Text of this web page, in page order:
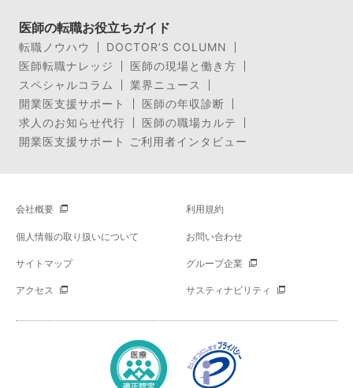
医師の転職お役立ちガイド
転職ノウハウ
DOCTOR’S COLUMN
医師転職ナレッジ
医師の現場と働き方
スペシャルコラム
業界ニュース
開業医支援サポート
医師の年収診断
求人のお知らせ代行
医師の職場カルテ
開業医支援サポート ご利用者インタビュー
会社概要 利用規約
個人情報の取り扱いについて お問い合わせ
サイトマップ グループ企業
アクセス サスティナビリティ